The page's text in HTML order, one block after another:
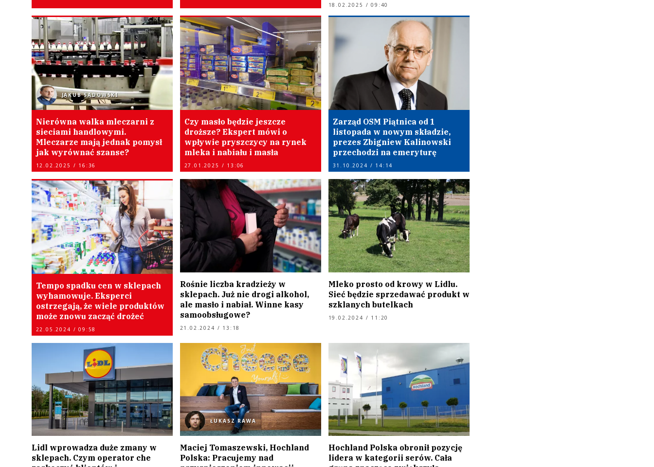
18.02.2025 / 09:40
JAKUB SADOWSKI
Nierówna walka mleczarni z
sieciami handlowymi.
Mleczarze mają jednak pomysł
jak wyrównać szanse?
12.02.2025 / 16:36
Czy masło będzie jeszcze
droższe? Ekspert mówi o
wpływie pryszczycy na rynek
mleka i nabiału i masła
27.01.2025 / 13:06
Zarząd OSM Piątnica od 1
listopada w nowym składzie,
prezes Zbigniew Kalinowski
przechodzi na emeryturę
31.10.2024 / 14:14
Tempo spadku cen w sklepach
wyhamowuje. Eksperci
ostrzegają, że wiele produktów
może znowu zacząć drożeć
22.05.2024 / 09:58
Rośnie liczba kradzieży w
sklepach. Już nie drogi alkohol,
ale masło i nabiał. Winne kasy
samoobsługowe?
21.02.2024 / 13:18
Mleko prosto od krowy w Lidlu.
Sieć będzie sprzedawać produkt w
szklanych butelkach
19.02.2024 / 11:20
Lidl wprowadza duże zmany w
sklepach. Czym operator che
ŁUKASZ RAWA
Maciej Tomaszewski, Hochland
Polska: Pracujemy nad
Hochland Polska obronił pozycję
lidera w kategorii serów. Cała